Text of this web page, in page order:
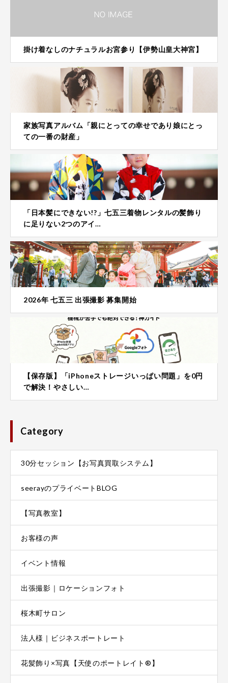
掛け着なしのナチュラルお宮参り【伊勢山皇大神宮】
家族写真アルバム「親にとっての幸せであり娘にとっ
ての一番の財産」
「日本髪にできない!?」七五三着物レンタルの髪飾り
に足りない2つのアイ…
2026年 七五三 出張撮影 募集開始
【保存版】「iPhoneストレージいっぱい問題」を0円
で解決！やさしい…
Category
30分セッション【お写真買取システム】
seerayのプライベートBLOG
【写真教室】
お客様の声
イベント情報
出張撮影｜ロケーションフォト
桜木町サロン
法人様｜ビジネスポートレート
花髪飾り×写真【天使のポートレイト®】